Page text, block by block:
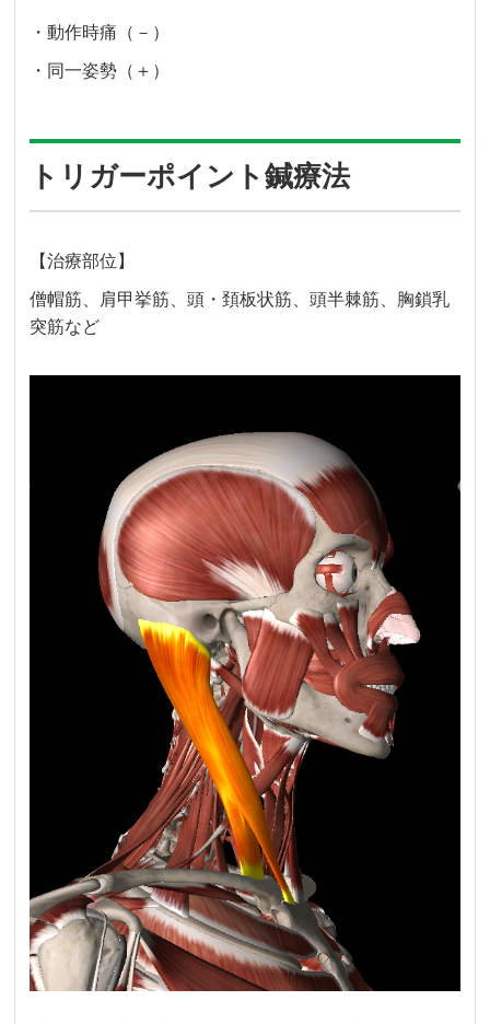
・動作時痛（－）
・同一姿勢（＋）
トリガーポイント鍼療法
【治療部位】
僧帽筋、肩甲挙筋、頭・頚板状筋、頭半棘筋、胸鎖乳
突筋など